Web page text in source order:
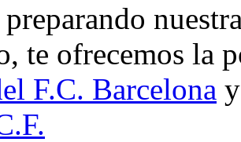
te ofrecemos la
F.C. Barcelona